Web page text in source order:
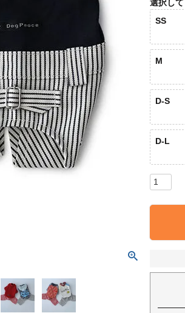
選択し
SS
M
D-S
D-L